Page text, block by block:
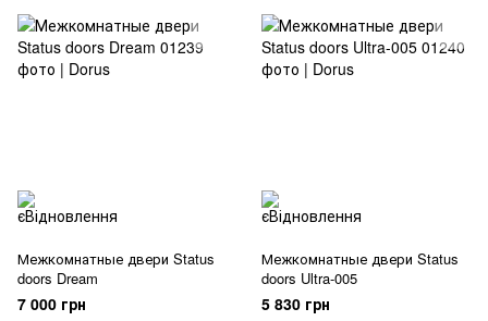
Межкомнатные двери Status
doors Dream
7 000 грн
Межкомнатные двери Status
doors Ultra-005
5 830 грн